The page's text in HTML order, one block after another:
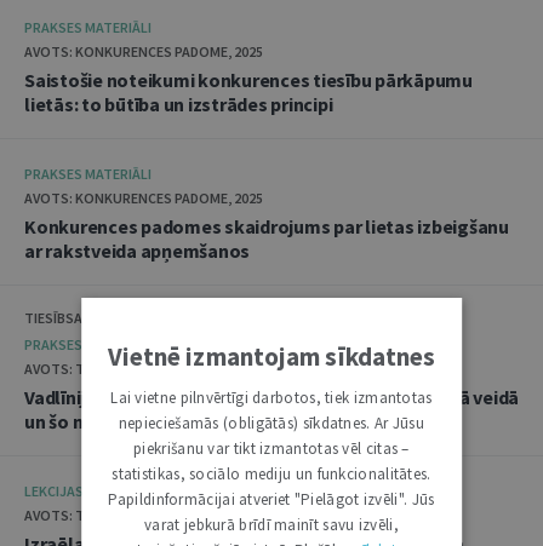
PRAKSES MATERIĀLI
AVOTS: KONKURENCES PADOME, 2025
Saistošie noteikumi konkurences tiesību pārkāpumu
lietās: to būtība un izstrādes principi
PRAKSES MATERIĀLI
AVOTS: KONKURENCES PADOME, 2025
Konkurences padomes skaidrojums par lietas izbeigšanu
ar rakstveida apņemšanos
TIESĪBSARGA BIROJS, DATU VALSTS INSPEKCIJA
PRAKSES MATERIĀLI
AVOTS: TIESĪBSARGA BIROJS, 2025
Vadlīnijas "Amatpersonu datu apstrāde audiovizuālā veidā
un šo materiālu publicēšana"
LEKCIJAS
AVOTS: TIESLIETU AKADĒMIJA, 2025
Vietnē izmantojam sīkdatnes
Lai vietne pilnvērtīgi darbotos, tiek izmantotas
nepieciešamās (obligātās) sīkdatnes. Ar Jūsu
piekrišanu var tikt izmantotas vēl citas –
statistikas, sociālo mediju un funkcionalitātes.
Papildinformācijai atveriet "Pielāgot izvēli". Jūs
varat jebkurā brīdī mainīt savu izvēli,